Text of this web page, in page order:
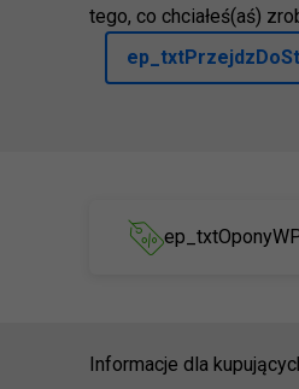
tego, co chciałeś(aś)
Informacje dla